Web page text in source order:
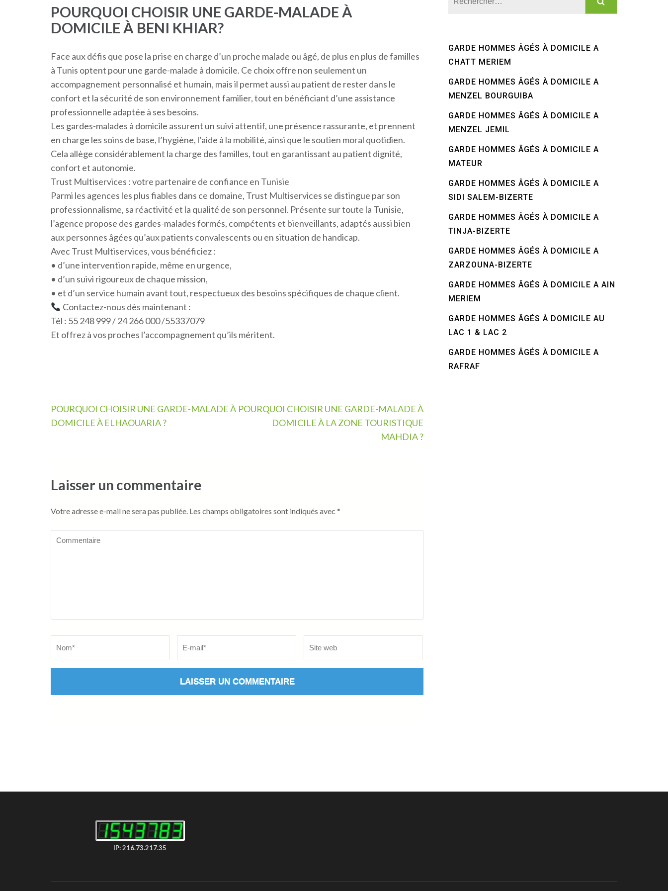
POURQUOI CHOISIR UNE GARDE-MALADE À
DOMICILE À BENI KHIAR?
Face aux défis que pose la prise en charge d’un proche malade ou âgé, de plus en plus de familles
à Tunis optent pour une garde-malade à domicile. Ce choix offre non seulement un
accompagnement personnalisé et humain, mais il permet aussi au patient de rester dans le
confort et la sécurité de son environnement familier, tout en bénéficiant d’une assistance
professionnelle adaptée à ses besoins.
Les gardes-malades à domicile assurent un suivi attentif, une présence rassurante, et prennent
en charge les soins de base, l’hygiène, l’aide à la mobilité, ainsi que le soutien moral quotidien.
Cela allège considérablement la charge des familles, tout en garantissant au patient dignité,
confort et autonomie.
Trust Multiservices : votre partenaire de confiance en Tunisie
Parmi les agences les plus fiables dans ce domaine, Trust Multiservices se distingue par son
professionnalisme, sa réactivité et la qualité de son personnel. Présente sur toute la Tunisie,
l’agence propose des gardes-malades formés, compétents et bienveillants, adaptés aussi bien
aux personnes âgées qu’aux patients convalescents ou en situation de handicap.
Avec Trust Multiservices, vous bénéficiez :
• d’une intervention rapide, même en urgence,
• d’un suivi rigoureux de chaque mission,
• et d’un service humain avant tout, respectueux des besoins spécifiques de chaque client.
Contactez-nous dès maintenant :
Tél : 55 248 999 / 24 266 000 /55337079
Et offrez à vos proches l’accompagnement qu’ils méritent.
Navigation
de
POURQUOI CHOISIR UNE GARDE-MALADE À
DOMICILE À ELHAOUARIA ?
POURQUOI CHOISIR UNE GARDE-MALADE À
DOMICILE À LA ZONE TOURISTIQUE
MAHDIA ?
Laisser un commentaire
Votre adresse e-mail ne sera pas publiée. Les champs obligatoires sont indiqués avec *
Commentaire
GARDE HOMMES ÂGÉS À DOMICILE A
CHATT MERIEM
GARDE HOMMES ÂGÉS À DOMICILE A
MENZEL BOURGUIBA
GARDE HOMMES ÂGÉS À DOMICILE A
MENZEL JEMIL
GARDE HOMMES ÂGÉS À DOMICILE A
MATEUR
GARDE HOMMES ÂGÉS À DOMICILE A
SIDI SALEM-BIZERTE
GARDE HOMMES ÂGÉS À DOMICILE A
TINJA-BIZERTE
GARDE HOMMES ÂGÉS À DOMICILE A
ZARZOUNA-BIZERTE
GARDE HOMMES ÂGÉS À DOMICILE A AIN
MERIEM
GARDE HOMMES ÂGÉS À DOMICILE AU
LAC 1 & LAC 2
GARDE HOMMES ÂGÉS À DOMICILE A
RAFRAF
IP: 216.73.217.35